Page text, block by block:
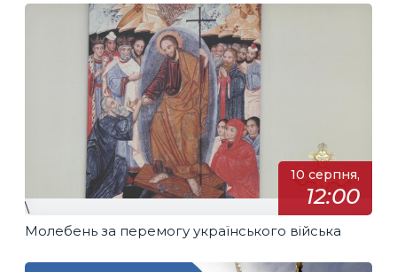
10 серпня,
12:00
\
Молебень за перемогу українського війська